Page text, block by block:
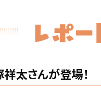
祥太さんが登場！